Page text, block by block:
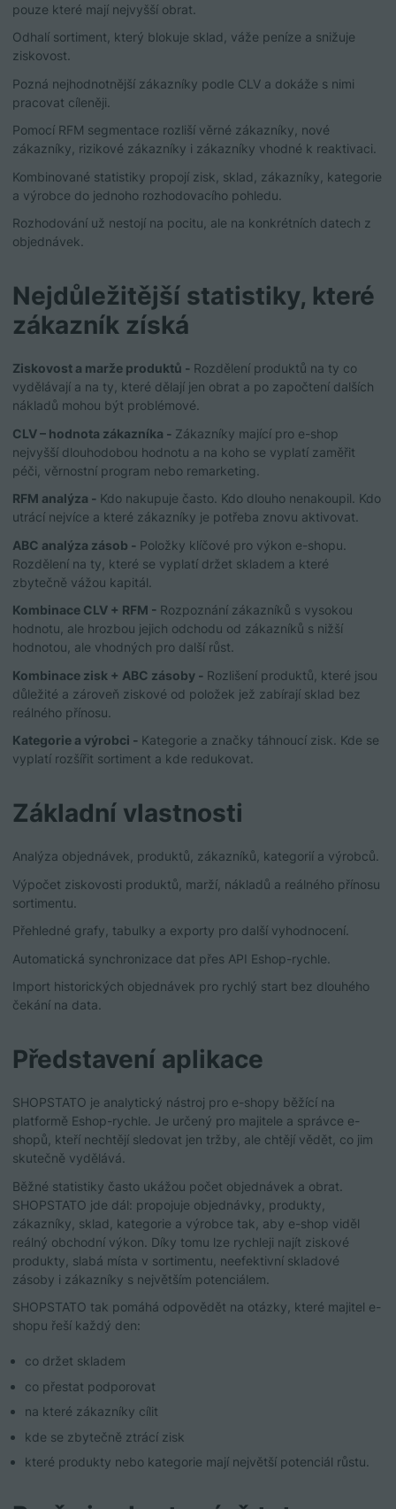
pouze které mají nejvyšší obrat.
Odhalí sortiment, který blokuje sklad, váže peníze a snižuje
ziskovost.
Pozná nejhodnotnější zákazníky podle CLV a dokáže s nimi
pracovat cíleněji.
Pomocí RFM segmentace rozliší věrné zákazníky, nové
zákazníky, rizikové zákazníky i zákazníky vhodné k reaktivaci.
Kombinované statistiky propojí zisk, sklad, zákazníky, kategorie
a výrobce do jednoho rozhodovacího pohledu.
Rozhodování už nestojí na pocitu, ale na konkrétních datech z
objednávek.
Nejdůležitější statistiky, které
zákazník získá
Ziskovost a marže produktů - Rozdělení produktů na ty co
vydělávají a na ty, které dělají jen obrat a po započtení dalších
nákladů mohou být problémové.
CLV – hodnota zákazníka - Zákazníky mající pro e-shop
nejvyšší dlouhodobou hodnotu a na koho se vyplatí zaměřit
péči, věrnostní program nebo remarketing.
RFM analýza - Kdo nakupuje často. Kdo dlouho nenakoupil. Kdo
utrácí nejvíce a které zákazníky je potřeba znovu aktivovat.
ABC analýza zásob - Položky klíčové pro výkon e-shopu.
Rozdělení na ty, které se vyplatí držet skladem a které
zbytečně vážou kapitál.
Kombinace CLV + RFM - Rozpoznání zákazníků s vysokou
hodnotu, ale hrozbou jejich odchodu od zákazníků s nižší
hodnotou, ale vhodných pro další růst.
Kombinace zisk + ABC zásoby - Rozlišení produktů, které jsou
důležité a zároveň ziskové od položek jež zabírají sklad bez
reálného přínosu.
Kategorie a výrobci - Kategorie a značky táhnoucí zisk. Kde se
vyplatí rozšířit sortiment a kde redukovat.
Základní vlastnosti
Analýza objednávek, produktů, zákazníků, kategorií a výrobců.
Výpočet ziskovosti produktů, marží, nákladů a reálného přínosu
sortimentu.
Přehledné grafy, tabulky a exporty pro další vyhodnocení.
Automatická synchronizace dat přes API Eshop-rychle.
Import historických objednávek pro rychlý start bez dlouhého
čekání na data.
Představení aplikace
SHOPSTATO je analytický nástroj pro e-shopy běžící na
platformě Eshop-rychle. Je určený pro majitele a správce e-
shopů, kteří nechtějí sledovat jen tržby, ale chtějí vědět, co jim
skutečně vydělává.
Běžné statistiky často ukážou počet objednávek a obrat.
SHOPSTATO jde dál: propojuje objednávky, produkty,
zákazníky, sklad, kategorie a výrobce tak, aby e-shop viděl
reálný obchodní výkon. Díky tomu lze rychleji najít ziskové
produkty, slabá místa v sortimentu, neefektivní skladové
zásoby i zákazníky s největším potenciálem.
SHOPSTATO tak pomáhá odpovědět na otázky, které majitel e-
shopu řeší každý den:
co držet skladem
co přestat podporovat
na které zákazníky cílit
kde se zbytečně ztrácí zisk
které produkty nebo kategorie mají největší potenciál růstu.